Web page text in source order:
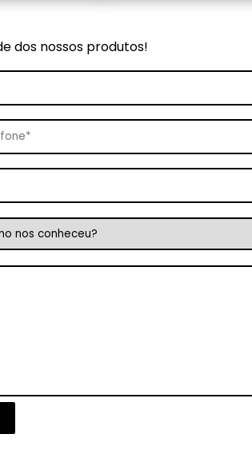
dos nossos produtos!